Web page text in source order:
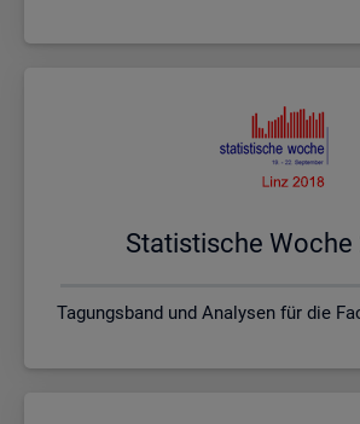
Sta­tis­ti­sche Woche
Tagungsband und Analysen für die